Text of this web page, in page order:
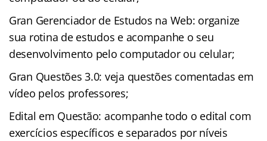
Gran Gerenciador de Estudos na Web: organize
sua rotina de estudos e acompanhe o seu
desenvolvimento pelo computador ou celular;
Gran Questões 3.0: veja questões comentadas em
vídeo pelos professores;
Edital em Questão: acompanhe todo o edital com
exercícios específicos e separados por níveis